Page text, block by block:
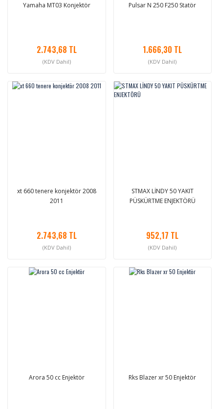
Yamaha MT03 Konjektör
2.743,68 TL
(KDV Dahil)
Pulsar N 250 F250 Statör
1.666,30 TL
(KDV Dahil)
xt 660 tenere konjektör 2008
2011
2.743,68 TL
(KDV Dahil)
STMAX LİNDY 50 YAKIT
PÜSKÜRTME ENJEKTÖRÜ
952,17 TL
(KDV Dahil)
Arora 50 cc Enjektör Rks Blazer xr 50 Enjektör